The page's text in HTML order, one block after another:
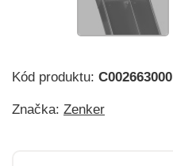
Kód produktu: C002663000
Značka: Zenker